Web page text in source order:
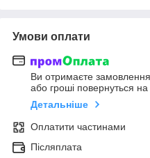
Умови оплати
Ви отримаєте замовлення
або гроші повернуться
Детальніше
Оплатити частинами
Післяплата